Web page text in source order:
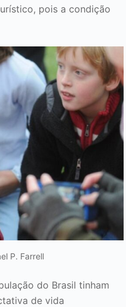
pois a condição
P. Farrell
do Brasil tinham
de vida